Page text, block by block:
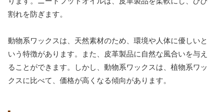
割れを防ぎます。
動物系ワックスは、天然素材のため、環境や人体に優しいと
いう特徴があります。また、皮革製品に自然な風合いを与え
ることができます。しかし、動物系ワックスは、植物系ワッ
クスに比べて、価格が高くなる傾向があります。